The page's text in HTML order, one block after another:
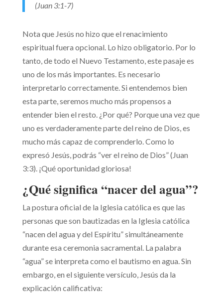
(Juan 3:1-7)
Nota que Jesús no hizo que el renacimiento
espiritual fuera opcional. Lo hizo obligatorio. Por lo
tanto, de todo el Nuevo Testamento, este pasaje es
uno de los más importantes. Es necesario
interpretarlo correctamente. Si entendemos bien
esta parte, seremos mucho más propensos a
entender bien el resto. ¿Por qué? Porque una vez que
uno es verdaderamente parte del reino de Dios, es
mucho más capaz de comprenderlo. Como lo
expresó Jesús, podrás “ver el reino de Dios” (Juan
3:3). ¡Qué oportunidad gloriosa!
¿Qué significa “nacer del agua”?
La postura oficial de la Iglesia católica es que las
personas que son bautizadas en la Iglesia católica
“nacen del agua y del Espíritu” simultáneamente
durante esa ceremonia sacramental. La palabra
“agua” se interpreta como el bautismo en agua. Sin
embargo, en el siguiente versículo, Jesús da la
explicación calificativa: